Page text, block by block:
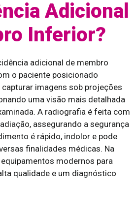
Adicional
Inferior?
adicional de membro
o paciente posicionado
imagens sob projeções
uma visão mais detalhada
A radiografia é feita com
assegurando a segurança
é rápido, indolor e pode
finalidades médicas. Na
modernos para
qualidade e um diagnóstico